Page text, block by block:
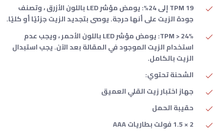
TPM 19 إلى 24%: يومض مؤشر LED باللون الأزرق ، وتصنف
جودة الزيت على أنها حرجة. يوصى بتجديد الزيت جزئيًا أو كليًا.
TPM > 24%: يومض مؤشر LED باللون الأحمر ، ويجب عدم
استخدام الزيت الموجود في المقالة بعد الآن. يجب استبدال
الزيت بالكامل.
الشحنة تحتوي:
جهاز اختبار زيت القلي العميق
حقيبة الحمل
2 × 1.5 فولت بطاريات AAA